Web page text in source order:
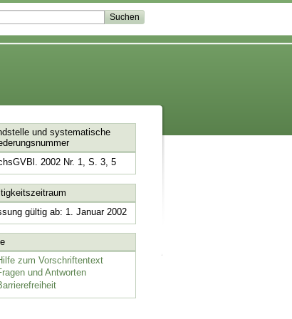
und systematische
2002 Nr. 1, S. 3, 5
gültig ab: 1. Januar 2002
zum Vorschriftentext
und Antworten